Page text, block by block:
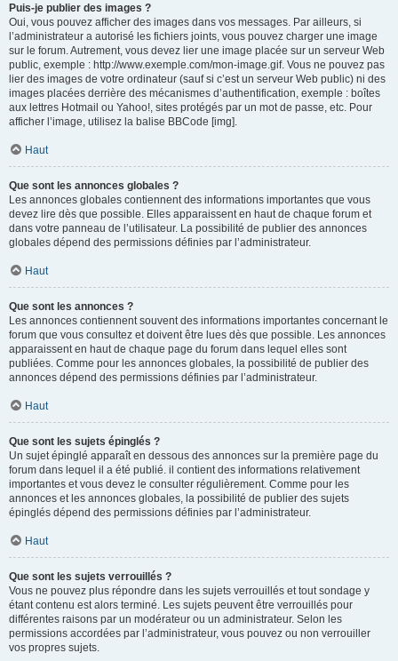
Puis-je publier des images ?
Oui, vous pouvez afficher des images dans vos messages. Par ailleurs, si
l’administrateur a autorisé les fichiers joints, vous pouvez charger une image
sur le forum. Autrement, vous devez lier une image placée sur un serveur Web
public, exemple : http://www.exemple.com/mon-image.gif. Vous ne pouvez pas
lier des images de votre ordinateur (sauf si c’est un serveur Web public) ni des
images placées derrière des mécanismes d’authentification, exemple : boîtes
aux lettres Hotmail ou Yahoo!, sites protégés par un mot de passe, etc. Pour
afficher l’image, utilisez la balise BBCode [img].
Haut
Que sont les annonces globales ?
Les annonces globales contiennent des informations importantes que vous
devez lire dès que possible. Elles apparaissent en haut de chaque forum et
dans votre panneau de l’utilisateur. La possibilité de publier des annonces
globales dépend des permissions définies par l’administrateur.
Haut
Que sont les annonces ?
Les annonces contiennent souvent des informations importantes concernant le
forum que vous consultez et doivent être lues dès que possible. Les annonces
apparaissent en haut de chaque page du forum dans lequel elles sont
publiées. Comme pour les annonces globales, la possibilité de publier des
annonces dépend des permissions définies par l’administrateur.
Haut
Que sont les sujets épinglés ?
Un sujet épinglé apparaît en dessous des annonces sur la première page du
forum dans lequel il a été publié. il contient des informations relativement
importantes et vous devez le consulter régulièrement. Comme pour les
annonces et les annonces globales, la possibilité de publier des sujets
épinglés dépend des permissions définies par l’administrateur.
Haut
Que sont les sujets verrouillés ?
Vous ne pouvez plus répondre dans les sujets verrouillés et tout sondage y
étant contenu est alors terminé. Les sujets peuvent être verrouillés pour
différentes raisons par un modérateur ou un administrateur. Selon les
permissions accordées par l’administrateur, vous pouvez ou non verrouiller
vos propres sujets.